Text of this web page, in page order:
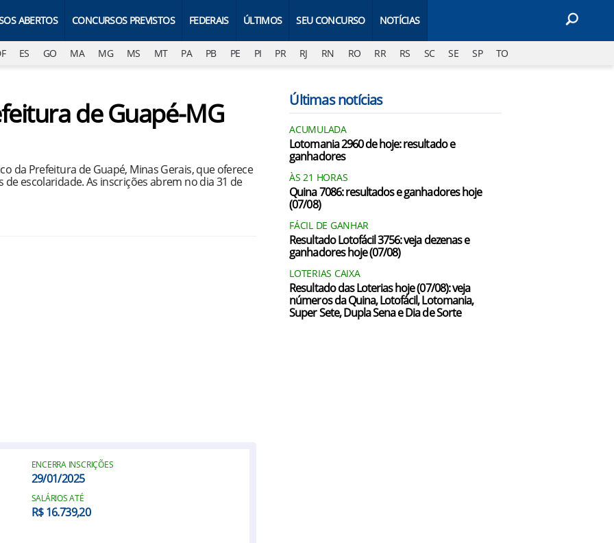
ABERTOS CONCURSOS PREVISTOS FEDERAIS ÚLTIMOS SEU CONCURSO NOTÍCIAS
ES GO MA MG MS MT PA PB PE PI PR RJ RN RO RR RS SC SE SP TO
de Guapé-MG
da Prefeitura de Guapé, Minas Gerais, que oferece
escolaridade. As inscrições abrem no dia 31 de
ENCERRA INSCRIÇÕES
29/01/2025
SALÁRIOS ATÉ
R$ 16.739,20
Últimas notícias
ACUMULADA
Lotomania 2960 de hoje: resultado e
ganhadores
ÀS 21 HORAS
Quina 7086: resultados e ganhadores hoje
(07/08)
FÁCIL DE GANHAR
Resultado Lotofácil 3756: veja dezenas e
ganhadores hoje (07/08)
LOTERIAS CAIXA
Resultado das Loterias hoje (07/08): veja
números da Quina, Lotofácil, Lotomania,
Super Sete, Dupla Sena e Dia de Sorte